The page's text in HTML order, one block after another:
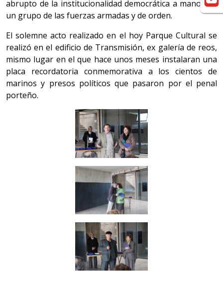
abrupto de la institucionalidad democrática a manos de
un grupo de las fuerzas armadas y de orden.
El solemne acto realizado en el hoy Parque Cultural se
realizó en el edificio de Transmisión, ex galería de reos,
mismo lugar en el que hace unos meses instalaran una
placa recordatoria conmemorativa a los cientos de
marinos y presos políticos que pasaron por el penal
porteño.